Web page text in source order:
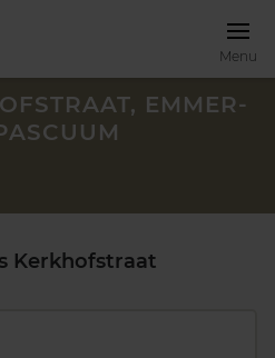
Menu
EMMER-
Kerkhofstraat